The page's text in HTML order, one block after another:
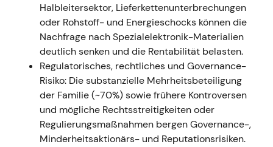
und Semiconductor Solutions; Investoren begannen,
die Aktie eher als Compounder denn als zyklischen
Chemiewert zu betrachten.[8]- Technisch: Kräftige
Kursrally und anhaltender Aufwärtstrend bis Mitte
2021, da die Ergebnisse die Erwartungen übertrafen.
2021-09-20 — Großinvestition im
Elektronikbereich angekündigt- Ereignis: Merck
kündigte an, bis 2025 mehr als 3 Mrd. € (ca. 3,5
Halbleitersektor, Lieferkettenunterbrechungen
oder Rohstoff- und Energieschocks können die
Nachfrage nach Spezialelektronik-Materialien
deutlich senken und die Rentabilität belasten.
Regulatorisches, rechtliches und Governance-
Risiko: Die substanzielle Mehrheitsbeteiligung
der Familie (~70%) sowie frühere Kontroversen
und mögliche Rechtsstreitigkeiten oder
Regulierungsmaßnahmen bergen Governance-,
Minderheitsaktionärs- und Reputationsrisiken.